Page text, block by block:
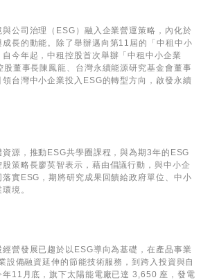
與公司治理（ESG）融入企業營運策略，內化於
長的動能。 除了舉辦邁向第11屆的「中租中小
自今年起，中租控股首次舉辦「中租中小企業
董事長陳鳳龍、 台灣永續能源研究基金會董事
台灣中小企業投入ESG的轉型方向，啟發永續
源，推動ESG共學圈課程，與為期3年的ESG
策略長廖英智表示，藉由倡議行動，與中小企
實ESG，期將研究成果回饋給政府單位、中小
境。
營發展已趨於以ESG導向為基礎，在產品事業
設備融資延伸的節能技術服務，到跨入投資與自
年11月底，旗下太陽能電廠已達 3,650 座，發電